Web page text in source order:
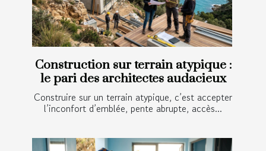
Construction sur terrain atypique :
le pari des architectes audacieux
Construire sur un terrain atypique, c’est accepter
l’inconfort d’emblée, pente abrupte, accès...